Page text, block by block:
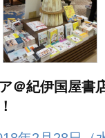
＠紀伊国屋書